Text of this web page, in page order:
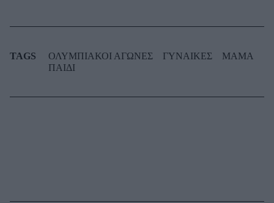
TAGS ΟΛΥΜΠΙΑΚΟΙ ΑΓΩΝΕΣ ΓΥΝΑΙΚΕΣ
ΜΑΜΑ
ΠΑΙΔΙ